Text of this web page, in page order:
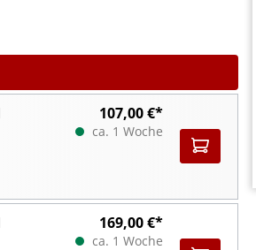
107,00 €*
ca. 1 Woche
169,00 €*
ca. 1 Woche